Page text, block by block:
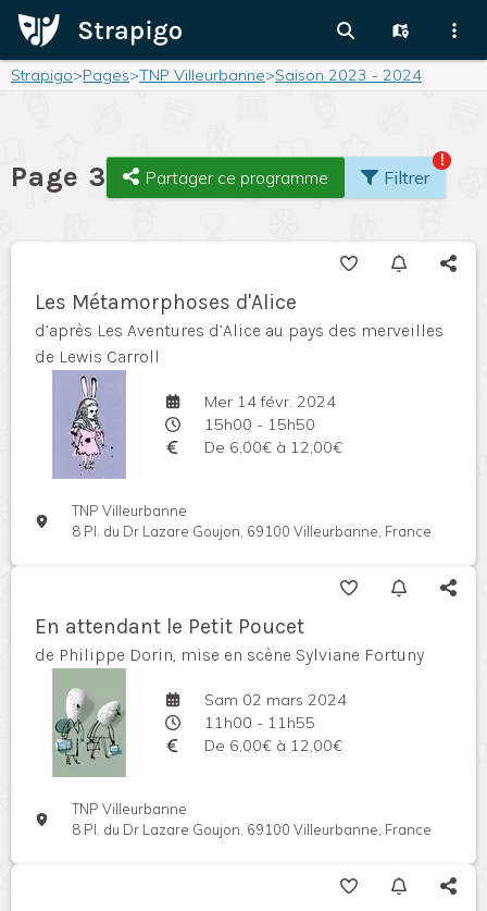
Strapigo>Pages>TNP Villeurbanne>Saison 2023 - 2024
Page 3 Partager ce programme Filtrer
!
Les Métamorphoses d'Alice
d’après Les Aventures d’Alice au pays des merveilles
de Lewis Carroll
Mer 14 févr. 2024
15h00 - 15h50
De 6,00€ à 12,00€
TNP Villeurbanne
8 Pl. du Dr Lazare Goujon, 69100 Villeurbanne, France
En attendant le Petit Poucet
de Philippe Dorin, mise en scène Sylviane Fortuny
Sam 02 mars 2024
11h00 - 11h55
De 6,00€ à 12,00€
TNP Villeurbanne
8 Pl. du Dr Lazare Goujon, 69100 Villeurbanne, France